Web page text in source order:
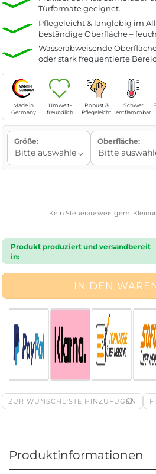
Türformate geeignet.
Pflegeleicht & langlebig im
beständige Oberfläche –
Wasserabweisende
oder stark frequentierte
Made in
Germany
Umwelt-
freundlich
Robust &
Pflegeleicht
Schwer
entflammbar
Größe: Oberfläche:
Kein Steuerausweis gem.
Produkt produziert und versandbereit
in:
ZUR WUNSCHLISTE HINZUFÜGEN
Produktinformationen